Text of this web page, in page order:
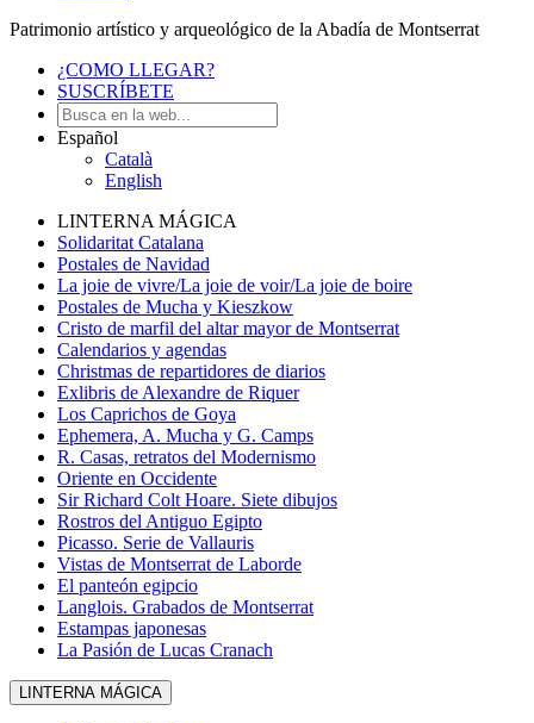
Patrimonio artístico y arqueológico de la Abadía de Montserrat
¿COMO LLEGAR?
SUSCRÍBETE
Español
Català
English
LINTERNA MÁGICA
Solidaritat Catalana
Postales de Navidad
La joie de vivre/La joie de voir/La joie de boire
Postales de Mucha y Kieszkow
Cristo de marfil del altar mayor de Montserrat
Calendarios y agendas
Christmas de repartidores de diarios
Exlibris de Alexandre de Riquer
Los Caprichos de Goya
Ephemera, A. Mucha y G. Camps
R. Casas, retratos del Modernismo
Oriente en Occidente
Sir Richard Colt Hoare. Siete dibujos
Rostros del Antiguo Egipto
Picasso. Serie de Vallauris
Vistas de Montserrat de Laborde
El panteón egipcio
Langlois. Grabados de Montserrat
Estampas japonesas
La Pasión de Lucas Cranach
LINTERNA MÁGICA